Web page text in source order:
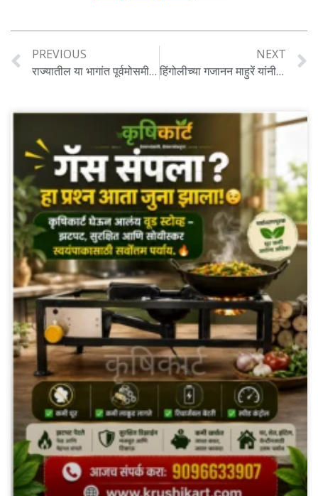
PREVIOUS
राज्यातील या भागांत पूर्वमोसमी पावसाची शक्यता ; पुढील 48 तास महत्त्वाचे,
NEXT
हिंगोलीच्या गजानन माहुरें यांनी केला सहा एकरात फुलशेतीचा यशस्वी प्रयोग, आता मिळतोय लाखोंचा नफा…